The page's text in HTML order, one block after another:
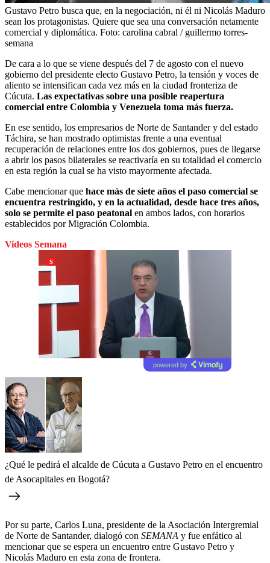
Gustavo Petro busca que, en la negociación, ni él ni Nicolás Maduro
sean los protagonistas. Quiere que sea una conversación netamente
comercial y diplomática. Foto: carolina cabral / guillermo torres-
semana
De cara a lo que se viene después del 7 de agosto con el nuevo
gobierno del presidente electo Gustavo Petro, la tensión y voces de
aliento se intensifican cada vez más en la ciudad fronteriza de
Cúcuta. Las expectativas sobre una posible reapertura
comercial entre Colombia y Venezuela toma más fuerza.
En ese sentido, los empresarios de Norte de Santander y del estado
Táchira, se han mostrado optimistas frente a una eventual
recuperación de relaciones entre los dos gobiernos, pues de llegarse
a abrir los pasos bilaterales se reactivaría en su totalidad el comercio
en esta región la cual se ha visto mayormente afectada.
Cabe mencionar que hace más de siete años el paso comercial se
encuentra restringido, y en la actualidad, desde hace tres años,
solo se permite el paso peatonal en ambos lados, con horarios
establecidos por Migración Colombia.
Videos Semana
powered by
¿Qué le pedirá el alcalde de Cúcuta a Gustavo Petro en el encuentro
de Asocapitales en Bogotá?
Por su parte, Carlos Luna, presidente de la Asociación Intergremial
de Norte de Santander, dialogó con SEMANA y fue enfático al
mencionar que se espera un encuentro entre Gustavo Petro y
Nicolás Maduro en esta zona de frontera.